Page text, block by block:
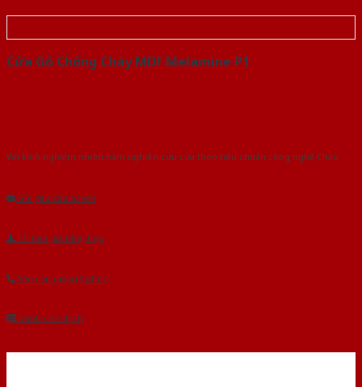
Cửa Gỗ Chống Cháy MDF Melamine P1
Với kinh nghiệm nhiêu năm nghiên cứu cửa theo tiêu chuẩn công nghệ Châu
Âu.Chúng tôi tự tin là nhà sản xuất & cung cấp hàng đầu tại Việt Nam!
Gửi yêu cầu tư vấn
Tải báo giá tổng hợp
Yêu cầu gọi lại (3 phút)
Dành cho đại lý